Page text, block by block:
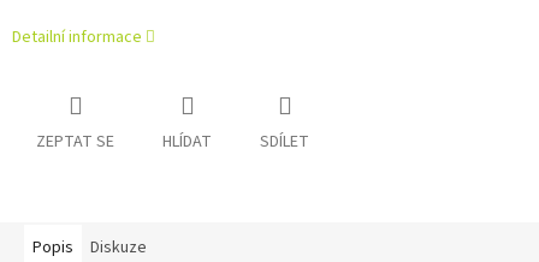
Detailní informace
ZEPTAT SE HLÍDAT SDÍLET
Popis Diskuze